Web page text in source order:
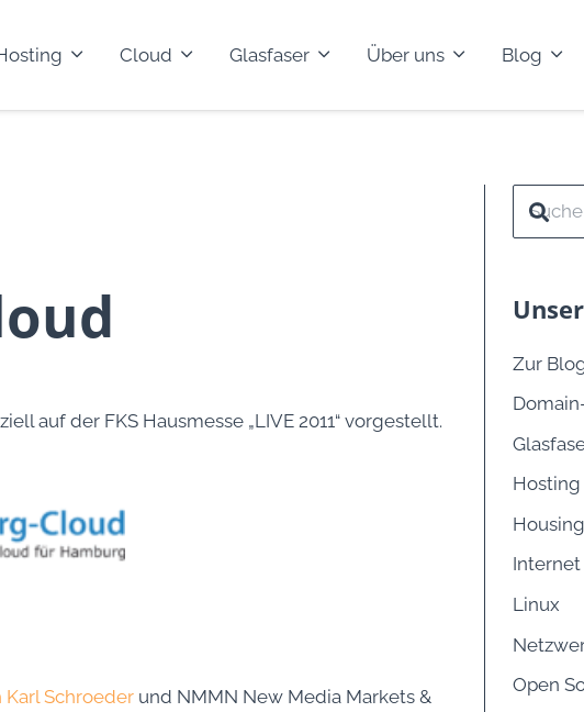
Cloud Glasfaser Über uns Blog
auf der FKS Hausmesse „LIVE 2011“ vorgestellt.
Karl Schroederund NMMN New Media Markets &
Zur
Hosting
Internet
Linux
Open